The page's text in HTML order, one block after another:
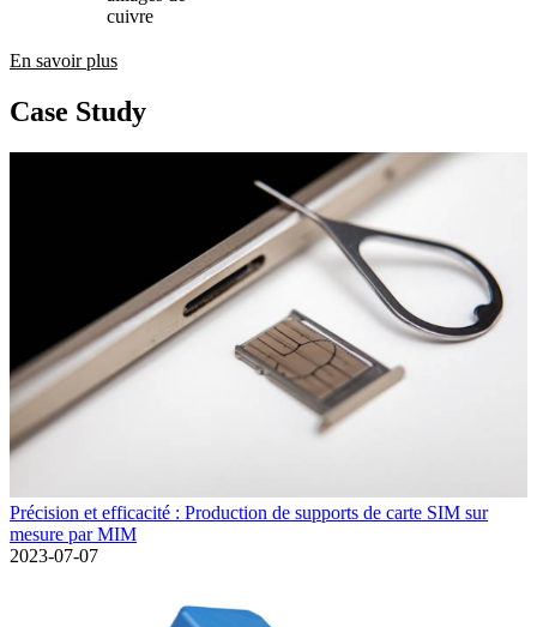
cuivre
En savoir plus
Case Study
Précision et efficacité : Production de supports de carte SIM sur
mesure par MIM
2023-07-07